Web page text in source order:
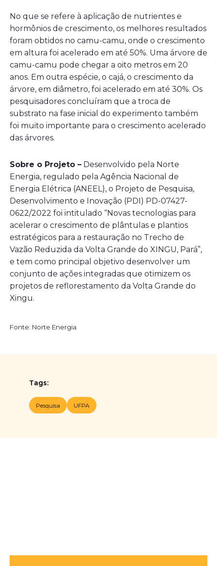
No que se refere à aplicação de nutrientes e
hormônios de crescimento, os melhores resultados
foram obtidos no camu-camu, onde o crescimento
em altura foi acelerado em até 50%. Uma árvore de
camu-camu pode chegar a oito metros em 20
anos. Em outra espécie, o cajá, o crescimento da
árvore, em diâmetro, foi acelerado em até 30%. Os
pesquisadores concluíram que a troca de
substrato na fase inicial do experimento também
foi muito importante para o crescimento acelerado
das árvores.
Sobre o Projeto – Desenvolvido pela Norte
Energia, regulado pela Agência Nacional de
Energia Elétrica (ANEEL), o Projeto de Pesquisa,
Desenvolvimento e Inovação (PDI) PD-07427-
0622/2022 foi intitulado “Novas tecnologias para
acelerar o crescimento de plântulas e plantios
estratégicos para a restauração no Trecho de
Vazão Reduzida da Volta Grande do XINGU, Pará”,
e tem como principal objetivo desenvolver um
conjunto de ações integradas que otimizem os
projetos de reflorestamento da Volta Grande do
Xingu.
Fonte: Norte Energia
Tags:
Pesquisa UFPA